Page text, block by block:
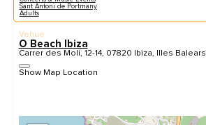
Sant Antoni de Portmany
Adults
Venue
O Beach Ibiza
Carrer des Molí, 12-14, 07820 Ibiza, Illes Balears
Show Map Location